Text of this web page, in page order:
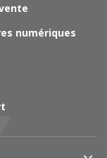
numériques